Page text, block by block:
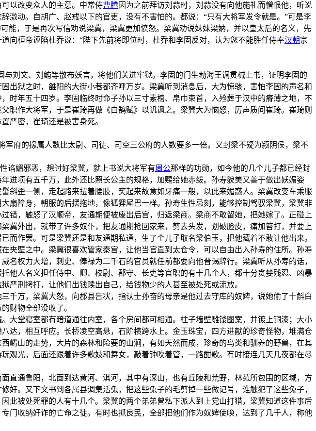
以改变众人的主意。中常侍曹腾因为之前拜访刘蒜时，刘蒜没有向他施礼而憎恨他，听说
激动。自胡广、赵戒以下的官吏，没有不害怕的。都说：“只有大将军发令就是。”可是李
能，于是再次写信劝说梁冀，梁冀更加愤怒。梁冀劝说妹妹梁妠，并以皇太后的名义，先
向桓帝诬陷杜乔说：“陛下先前将即位时，杜乔和李固反对，认为您不能胜任侍奉汉朝宗
刘文、刘鲔等散布妖言，将他们关进牢狱。李固的门生勃海王调贯械上书，证明李固的
出狱之时，雒阳的大街小巷都齐呼万岁。梁冀听到消息后，大为惊骇，害怕李固的声名和
时年五十四岁。李固临终时命子孙以三寸素棺、帛巾束首，入殓葬于汉中的瘠薄之地，不
作大将军，于是崔琦再做《白鹄赋》以讥讽之。梁冀大为恼怒，厉声质问崔琦。崔琦则
严密，崔琦还是被害身死。
府的掾属人数比太尉、司徒、司空三公府的人数要多一倍。又封梁不疑为颍阴侯，梁不
谄媚邪恶，想讨好梁冀，就上书说大将军有周公那样的功勋，如今他的几个儿子都已经封
进项有五千万，此外还比照长公主的规格，加赐给她赤绂。孙寿貌美又善于做出妖媚姿
斜歪一侧，走起路来扭着腰肢，笑起来故意如牙痛一般，以此来媚惑人。梁冀改变车乘服
扇障身，朝服的后摆拖地，像狐狸尾巴一样。孙寿生性忌刻，能够控制驾驭梁冀，梁冀非
错，触怒了汉顺帝，友通期便被废出后宫，归返梁商。梁商不敢留她，把她嫁了。正碰上
冀外出，就带了许多奴仆，把友通期抢回家来，剪去头发，划破脸皮，痛加笞打，并要上
作罢。可是梁冀还是和友通期私通，生了个儿子取名梁伯玉，把他藏着不敢让他出来。
夹壁之中。梁冀很喜欢管家秦宫，让他当官直到太仓令，可以自由出入孙寿的住所。孙寿
权力大增，刺史、俸禄为二千石的官员就任前都要向他晋谒辞行。梁冀听从孙寿的话，
他人名义担任侍中、卿、校尉、郡守、长吏等官职的有十几个人，都十分贪婪残忍、凶暴
严刑拷打，让他们出钱赎出自己，给钱物少的人甚至被处死或流放。
千万，梁冀大怒，向郡县告状，指认士孙奋的母亲是他过去守库的奴婢，说她偷了十斛白
财物全部没收了。
大堂寝室都有暗道通往内室，各个房间都可相通。柱子墙壁雕镂图案，并镀上铜漆；大小
达，相互呼应。长桥凌空高悬，石阶横跨水上。金玉珠宝，四方进献的珍奇怪物，堆满仓
崤山的走势，大片的森林和险要的山涧，有如天然而成，珍奇的鸟类和驯养的野兽，在其
观光，后面还跟着许多歌妓和舞女，敲着钟吹着管，一路酣歌。有时接连几天几夜都在尽
直通鲁阳，北面到达黄河、淇河，其中有深山，也有丘陵和荒野，林苑所包围的区域，方
。又下文书到各属县调集活兔，把这些兔子的毛剪掉一些做记号，谁触犯了这些兔子，
此被处死罪的人有十几个。梁冀的两个弟弟曾私下派人到上党山打猎，梁冀知道这件事后
门收纳奸诈的亡命之徒。有时也抓良民，全部把他们作为奴婢使唤，达到了几千人，称他